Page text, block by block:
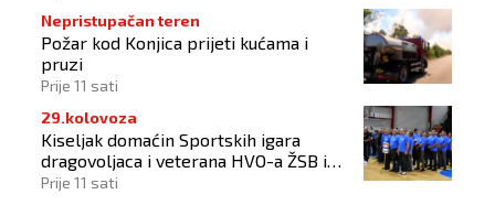
Nepristupačan teren
Požar kod Konjica prijeti kućama i
pruzi
Prije 11 sati
29.kolovoza
Kiseljak domaćin Sportskih igara
dragovoljaca i veterana HVO-a ŽSB i
Dana branitelja
Prije 11 sati